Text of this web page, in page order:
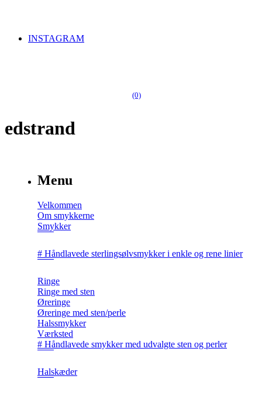
INSTAGRAM
(0)
edstrand
Menu
Velkommen
Om smykkerne
Smykker
# Håndlavede sterlingsølvsmykker i enkle og rene linier
Ringe
Ringe med sten
Øreringe
Øreringe med sten/perle
Halssmykker
Værksted
# Håndlavede smykker med udvalgte sten og perler
Halskæder